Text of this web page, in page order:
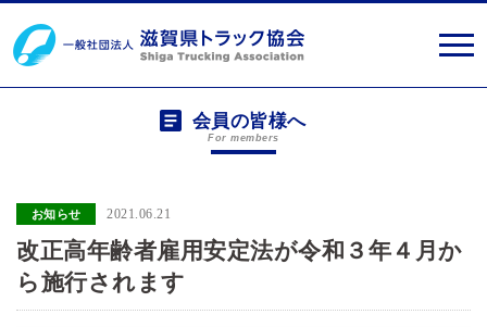
会員の皆様へ
For members
お知らせ 2021.06.21
改正高年齢者雇用安定法が令和３年４月か
ら施行されます